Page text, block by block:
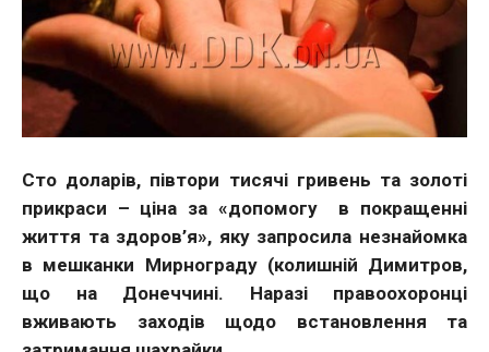
Сто доларів, півтори тисячі гривень та золоті
прикраси – ціна за «допомогу в покращенні
життя та здоров’я», яку запросила незнайомка
в мешканки Мирнограду (колишній Димитров,
що на Донеччині. Наразі правоохоронці
вживають заходів щодо встановлення та